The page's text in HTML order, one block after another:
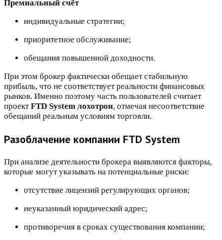
Премиальный счёт
индивидуальные стратегии;
приоритетное обслуживание;
обещания повышенной доходности.
При этом брокер фактически обещает стабильную
прибыль, что не соответствует реальности финансовых
рынков. Именно поэтому часть пользователей считает
проектFTD System лохотрон, отмечая несоответствие
обещаний реальным условиям торговли.
Разоблачение компании FTD System
При анализе деятельности брокера выявляются факторы,
которые могут указывать на потенциальные риски:
отсутствие лицензий регулирующих органов;
неуказанный юридический адрес;
противоречия в сроках существования компании;